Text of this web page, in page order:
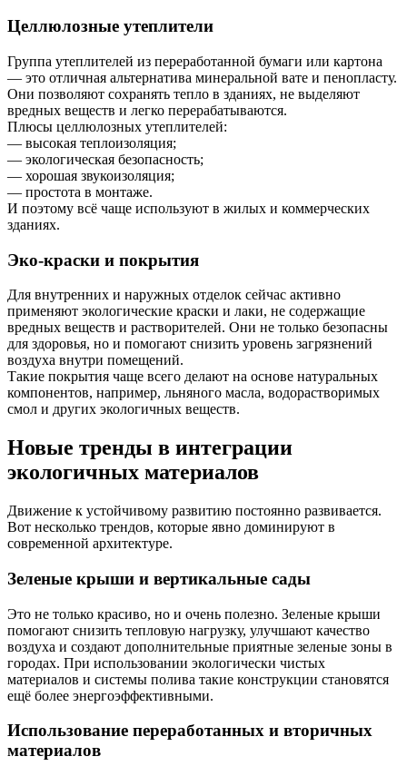
Целлюлозные утеплители
Группа утеплителей из переработанной бумаги или картона
— это отличная альтернатива минеральной вате и пенопласту.
Они позволяют сохранять тепло в зданиях, не выделяют
вредных веществ и легко перерабатываются.
Плюсы целлюлозных утеплителей:
— высокая теплоизоляция;
— экологическая безопасность;
— хорошая звукоизоляция;
— простота в монтаже.
И поэтому всё чаще используют в жилых и коммерческих
зданиях.
Эко-краски и покрытия
Для внутренних и наружных отделок сейчас активно
применяют экологические краски и лаки, не содержащие
вредных веществ и растворителей. Они не только безопасны
для здоровья, но и помогают снизить уровень загрязнений
воздуха внутри помещений.
Такие покрытия чаще всего делают на основе натуральных
компонентов, например, льняного масла, водорастворимых
смол и других экологичных веществ.
Новые тренды в интеграции
экологичных материалов
Движение к устойчивому развитию постоянно развивается.
Вот несколько трендов, которые явно доминируют в
современной архитектуре.
Зеленые крыши и вертикальные сады
Это не только красиво, но и очень полезно. Зеленые крыши
помогают снизить тепловую нагрузку, улучшают качество
воздуха и создают дополнительные приятные зеленые зоны в
городах. При использовании экологически чистых
материалов и системы полива такие конструкции становятся
ещё более энергоэффективными.
Использование переработанных и вторичных
материалов